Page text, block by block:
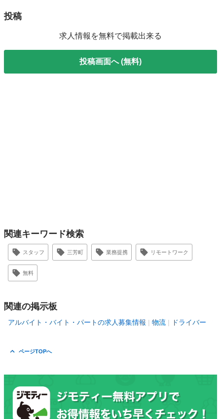
投稿
求人情報を無料で掲載出来る
投稿画面へ (無料)
関連キーワード検索
スタッフ 三芳町 業務提携 リモートワーク
無料
関連の掲示板
アルバイト・バイト・パートの求人募集情報 物流 ドライバー
ページTOPへ